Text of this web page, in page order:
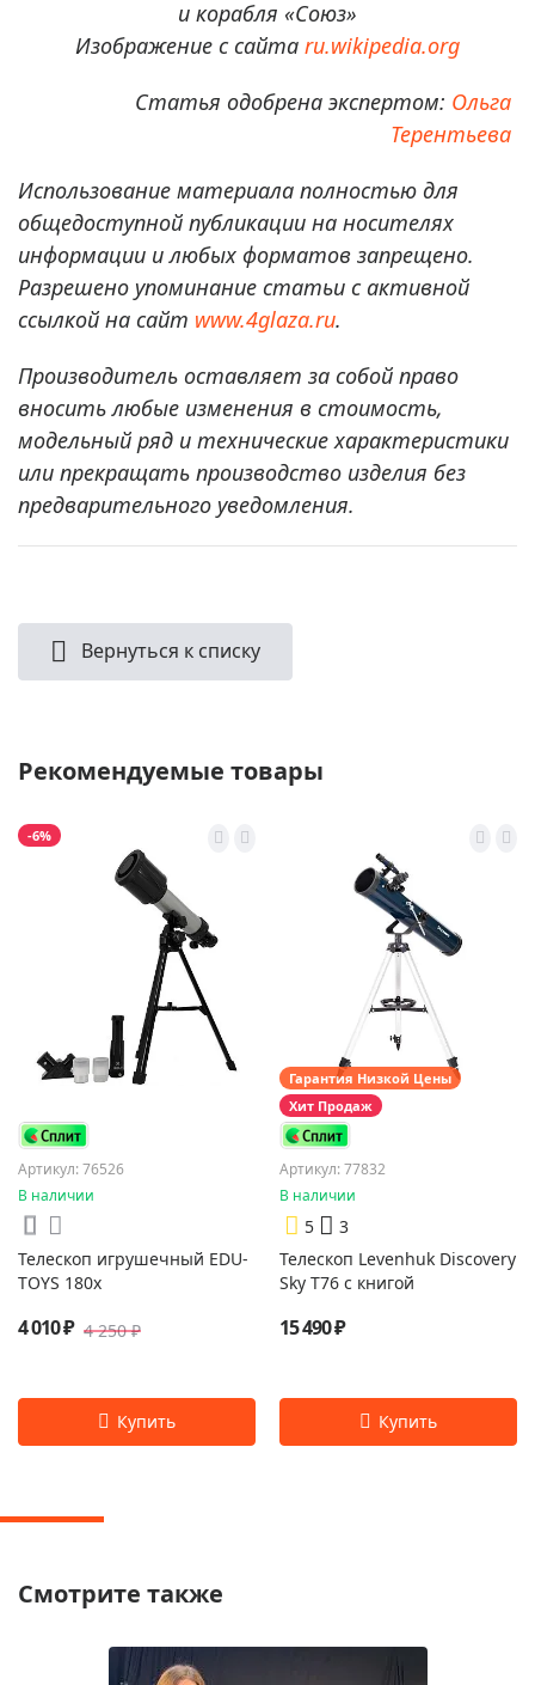
и корабля «Союз»
Изображение с сайта ru.wikipedia.org
Статья одобрена экспертом: Ольга
Терентьева
Использование материала полностью для
общедоступной публикации на носителях
информации и любых форматов запрещено.
Разрешено упоминание статьи с активной
ссылкой на сайт www.4glaza.ru.
Производитель оставляет за собой право
вносить любые изменения в стоимость,
модельный ряд и технические характеристики
или прекращать производство изделия без
предварительного уведомления.
Вернуться к списку
Рекомендуемые товары
-6%
Артикул: 76526
В наличии
Телескоп игрушечный EDU-
TOYS 180x
4 010 ₽ 4 250 ₽
Гарантия Низкой Цены
Хит Продаж
Артикул: 77832
В наличии
5
3
Телескоп Levenhuk Discovery
Sky T76 с книгой
15 490 ₽
Смотрите также